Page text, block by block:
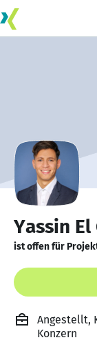
Yassin El
ist offen für
Angestellt,
Konzern